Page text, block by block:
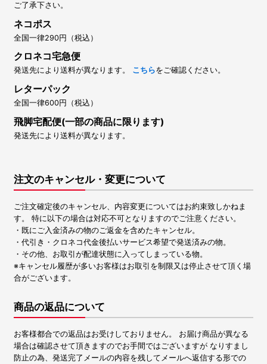
ご了承下さい。
ネコポス
全国一律290円（税込）
クロネコ宅急便
発送先により送料が異なります。 こちらをご確認ください。
レターパック
全国一律600円（税込）
飛脚宅配便(一部の商品に限ります)
発送先により送料が異なります。
注文のキャンセル・変更について
ご注文確定後のキャンセル、内容変更についてはお約束致しかねま
す。 特に以下の場合は対応不可となりますのでご注意ください。
・既にご入金済みの物のご返金を含めたキャンセル。
・代引き・クロネコ代金後払いサービス希望で発送済みの物。
・その他、お取引が配達状態に入ってしまっている物。
※キャンセル履歴が多いお客様はお取引を制限又は停止させて頂く場
合がございます。
商品の返品について
お客様都合での返品はお受けしておりません。 お届け商品が異なる
場合は確認させて頂きますのでお手間ではございますが なりすまし
防止の為、発送完了メールの内容を残してメールへ返信する形での